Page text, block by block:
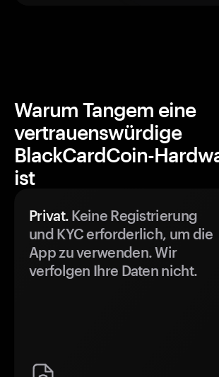
Warum Tangem eine
vertrauenswürdige
BlackCardCoin-
ist
Privat. Keine Registrierung
und KYC erforderlich, um die
App zu verwenden. Wir
verfolgen Ihre Daten nicht.